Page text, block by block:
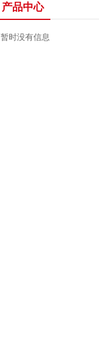
产品中心
暂时没有信息